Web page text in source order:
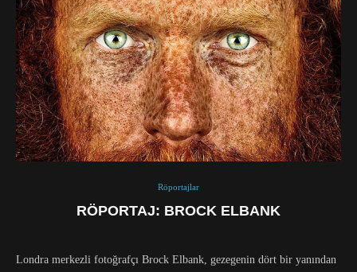
Röportajlar
RÖPORTAJ: BROCK ELBANK
Londra merkezli fotoğrafçı Brock Elbank, gezegenin dört bir yanından